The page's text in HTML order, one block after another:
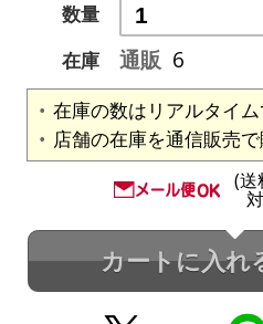
数量
在庫
通販 6
在庫の数はリアルタイム
店舗の在庫を通信販売で
(送
カートに入れ